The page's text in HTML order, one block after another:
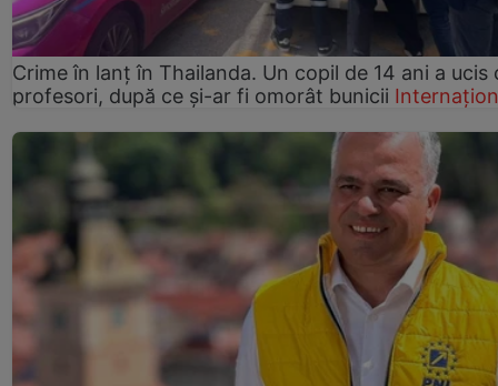
Crime în lanț în Thailanda. Un copil de 14 ani a ucis
profesori, după ce și-ar fi omorât bunicii